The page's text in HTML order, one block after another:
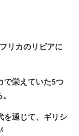
カのリビアに
えていた5つ
じて、ギリシ